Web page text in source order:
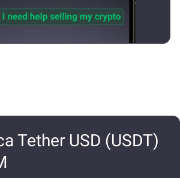
Tether USD (USDT)